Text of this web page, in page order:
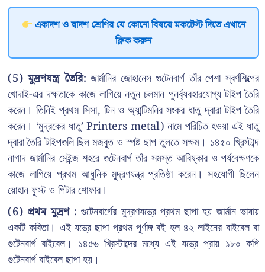
একাদশ ও দ্বাদশ শ্রেণির যে কোনো বিষয়ে মকটেস্ট দিতে এখানে
ক্লিক করুন
(5) মুদ্রণযন্ত্র তৈরি:জার্মানির জোহানেস গুটেনবার্গ তাঁর পেশা স্বর্ণশিল্পের
খোদাই-এর দক্ষতাকে কাজে লাগিয়ে নতুন চলমান পুনর্ব্যবহারযোগ্য টাইপ তৈরি
করেন। তিনিই প্রথম সিসা, টিন ও অ্যান্টিমনির সংকর ধাতু দ্বারা টাইপ তৈরি
করেন। ‘মুদ্রকের ধাতু’ Printers metal) নামে পরিচিত হওয়া এই ধাতু
দ্বারা তৈরি টাইপগুলি ছিল মজবুত ও স্পষ্ট ছাপ তুলতে সক্ষম। ১৪৫০ খ্রিস্টাব্দ
নাগাদ জার্মানির মেইন্জ শহরে গুটেনবার্গ তাঁর সমস্ত আবিষ্কার ও পর্যবেক্ষণকে
কাজে লাগিয়ে প্রথম আধুনিক মুদ্রণযন্ত্র প্রতিষ্ঠা করেন। সহযোগী ছিলেন
য়োহান ফুস্ট ও পিটার শোফার।
(6) প্রথম মুদ্রণ :গুটেনবার্গের মুদ্রণযন্ত্রে প্রথম ছাপা হয় জার্মান ভাষায়
একটি কবিতা। এই যন্ত্রে ছাপা প্রথম পূর্ণাঙ্গ বই হল ৪২ লাইনের বাইবেল বা
গুটেনবার্গ বাইবেল। ১৪৫৬ খ্রিস্টাব্দের মধ্যে এই যন্ত্রে প্রায় ১৮০ কপি
গুটেনবার্গ বাইবেল ছাপা হয়।